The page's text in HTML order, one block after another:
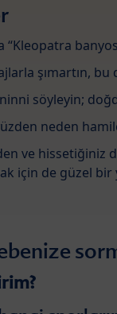
“Kleopatra
şımartın,
söyleyin;
neden
ve hissetiğiniz
için de güzel bir